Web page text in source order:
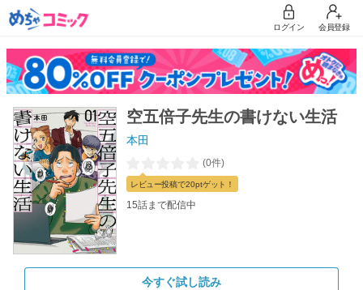
ログイン 会員登録
空五倍子先生の書けない生活
本田
(0件)
レビュー投稿で20ptゲット！
15話まで配信中
今すぐ試し読み